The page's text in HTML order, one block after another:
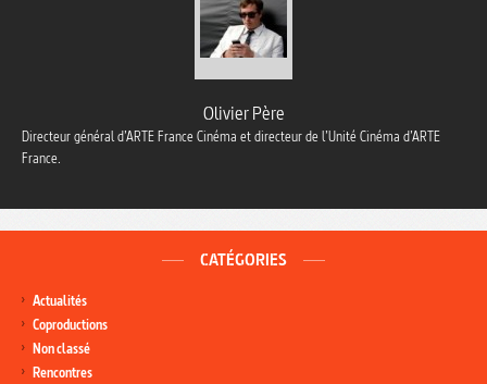
Olivier Père
Directeur général d’ARTE France Cinéma et directeur de l’Unité Cinéma d’ARTE
France.
CATÉGORIES
Actualités
Coproductions
Non classé
Rencontres